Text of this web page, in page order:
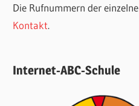
Die Rufnummern der
Kontakt.
Internet-ABC-Schule